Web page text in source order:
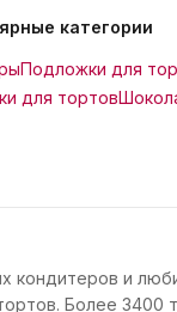
категории
Подложки для
для тортов
и
Более 3400